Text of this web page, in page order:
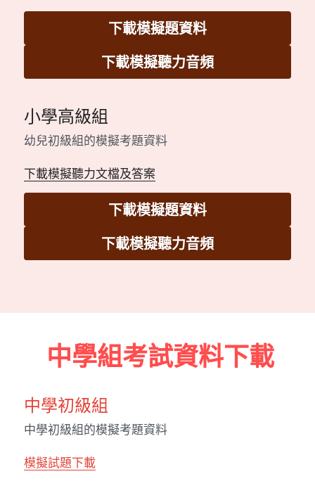
下載模擬題資料
下載模擬聽力音頻
小學高級組
幼兒初級組的模擬考題資料
下載模擬聽力文檔及答案
下載模擬題資料
下載模擬聽力音頻
中學組考試資料下載
中學初級組
中學初級組的模擬考題資料
模擬試題下載